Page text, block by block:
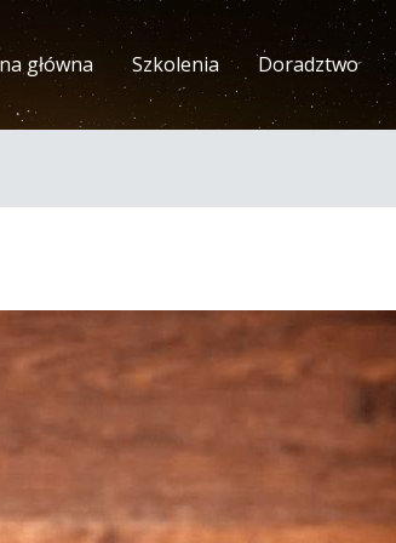
główna Szkolenia Doradztwo